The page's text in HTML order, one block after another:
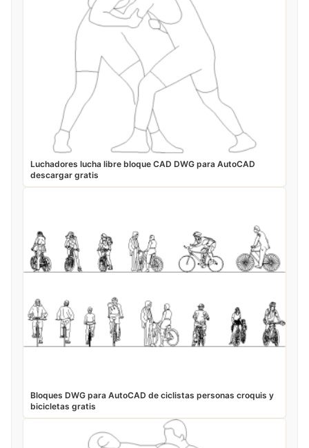
Luchadores lucha libre bloque CAD DWG para AutoCAD
descargar gratis
Bloques DWG para AutoCAD de ciclistas personas croquis y
bicicletas gratis